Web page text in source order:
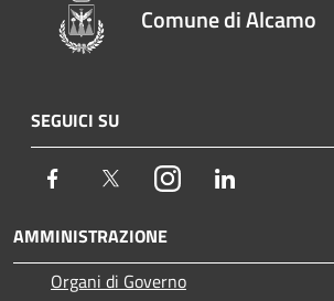
Comune di Alcamo
SEGUICI SU
Facebook TwitterInstagram
AMMINISTRAZIONE
Organi di Governo